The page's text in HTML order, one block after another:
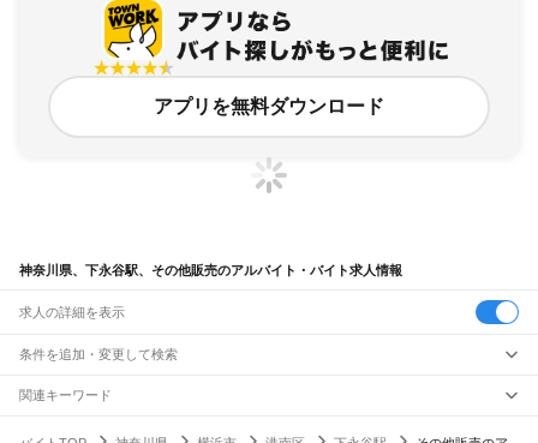
アプリを無料ダウンロード
神奈川県、下永谷駅、その他販売のアルバイト・バイト求人情報
求人の詳細を表示
条件を追加・変更して検索
市区町村を追加・変更
駅を追加・変更
関連キーワード